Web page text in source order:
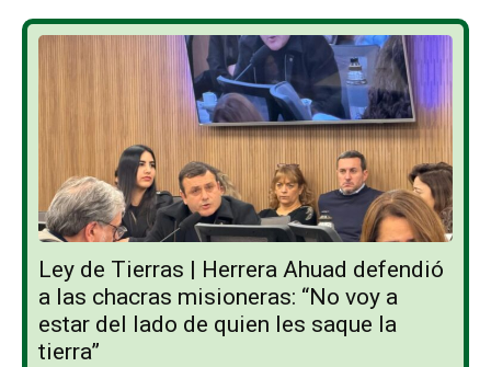
Ley de Tierras | Herrera Ahuad defendió
a las chacras misioneras: “No voy a
estar del lado de quien les saque la
tierra”